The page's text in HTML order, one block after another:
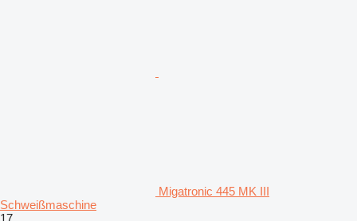
Migatronic 445 MK III
Schweißmaschine
17